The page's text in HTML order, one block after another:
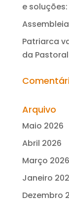
e
Patriarca
da
Arquivo
Maio 2026
Abril 2026
Março 2026
Janeiro
Dezembro